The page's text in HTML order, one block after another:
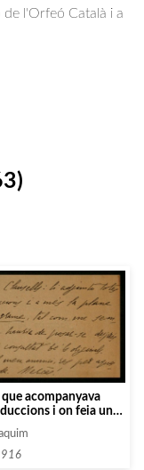
l'Orfeó Català i a
que acompanyava
i on feia una
de com havia de ser